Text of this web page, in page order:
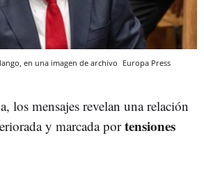
en una imagen de archivo Europa Press
los mensajes revelan una relación
y marcada portensiones